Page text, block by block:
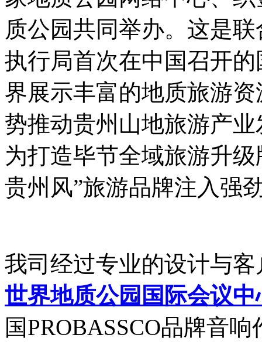
质公园共同举办。这是
执行局首次在中国召开
界展示丰富的地质旅游
势推动贵州山地旅游产
为打造毕节全域旅游升
贵州风”旅游品牌注入强
我司经过专业的设计与
世界地质公园国际会议中
国PROBASSCO品牌音